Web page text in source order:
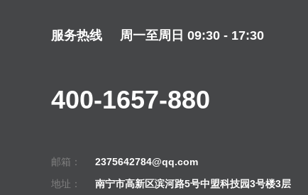
服务热线 周一至周日 09:30 - 17:30
400-1657-880
邮箱：
2375642784@qq.com
地址：
南宁市高新区滨河路5号中盟科技园3号楼3层